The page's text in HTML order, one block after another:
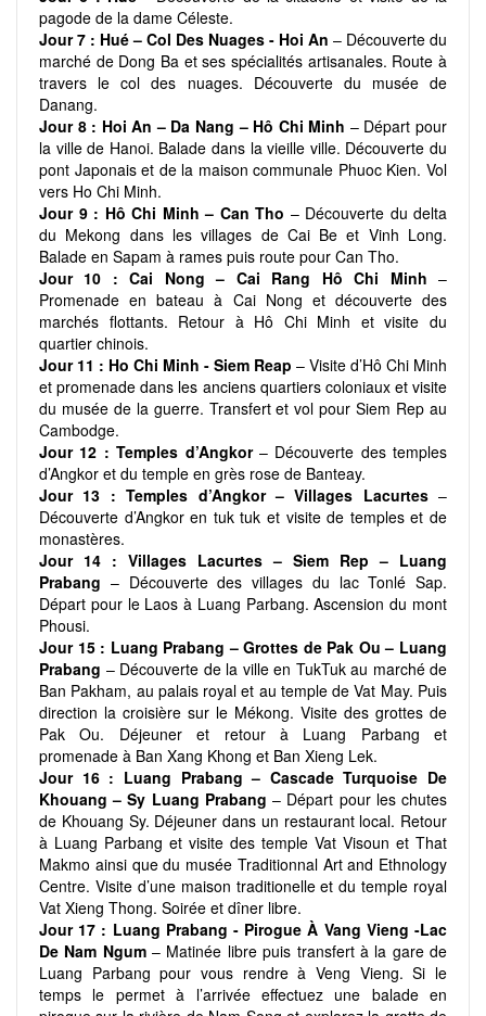
pagode de la dame Céleste.
Jour 7 : Hué – Col Des Nuages - Hoi An – Découverte du
marché de Dong Ba et ses spécialités artisanales. Route à
travers le col des nuages. Découverte du musée de
Danang.
Jour 8 : Hoi An – Da Nang – Hô Chi Minh – Départ pour
la ville de Hanoi. Balade dans la vieille ville. Découverte du
pont Japonais et de la maison communale Phuoc Kien. Vol
vers Ho Chi Minh.
Jour 9 : Hô Chi Minh – Can Tho – Découverte du delta
du Mekong dans les villages de Cai Be et Vinh Long.
Balade en Sapam à rames puis route pour Can Tho.
Jour 10 :Cai Nong – Cai Rang Hô Chi Minh–
Promenade en bateau à Cai Nong et découverte des
marchés flottants. Retour à Hô Chi Minh et visite du
quartier chinois.
Jour 11 : Ho Chi Minh - Siem Reap – Visite d’Hô Chi Minh
et promenade dans les anciens quartiers coloniaux et visite
du musée de la guerre. Transfert et vol pour Siem Rep au
Cambodge.
Jour 12 :Temples d’Angkor – Découverte des temples
d’Angkor et du temple en grès rose de Banteay.
Jour 13 :Temples d’Angkor – Villages Lacurtes –
Découverte d’Angkor en tuk tuk et visite de temples et de
monastères.
Jour 14 : Villages Lacurtes – Siem Rep – Luang
Prabang – Découverte des villages du lac Tonlé Sap.
Départ pour le Laos à Luang Parbang. Ascension du mont
Phousi.
Jour 15 : Luang Prabang – Grottes de Pak Ou – Luang
Prabang – Découverte de la ville en TukTuk au marché de
Ban Pakham, au palais royal et au temple de Vat May. Puis
direction la croisière sur le Mékong. Visite des grottes de
Pak Ou. Déjeuner et retour à Luang Parbang et
promenade à Ban Xang Khong et Ban Xieng Lek.
Jour 16 : Luang Prabang – Cascade Turquoise De
Khouang – Sy Luang Prabang– Départ pour les chutes
de Khouang Sy. Déjeuner dans un restaurant local. Retour
à Luang Parbang et visite des temple Vat Visoun et That
Makmo ainsi que du musée Traditionnal Art and Ethnology
Centre. Visite d’une maison traditionelle et du temple royal
Vat Xieng Thong. Soirée et dîner libre.
Jour 17 : Luang Prabang - Pirogue À Vang Vieng -Lac
De Nam Ngum– Matinée libre puis transfert à la gare de
Luang Parbang pour vous rendre à Veng Vieng. Si le
temps le permet à l’arrivée effectuez une balade en